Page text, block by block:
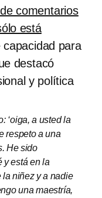
comentarios
está
capacidad para
destacó
y política
‘oiga, a usted la
respeto a una
He sido
y está en la
niñez y a nadie
una maestría,